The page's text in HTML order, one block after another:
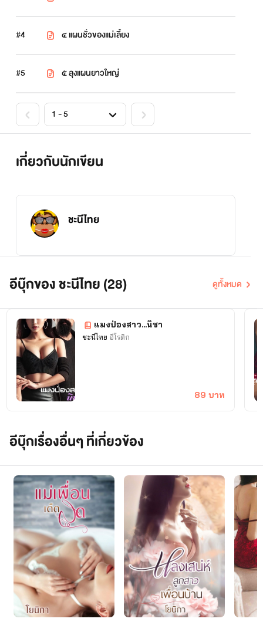
#4 ๔ แผนชั่วของแม่เลี้ยง
#5 ๕ ลุงแผนยาวใหญ่
เกี่ยวกับนักเขียน
ชะนีไทย
อีบุ๊กของ ชะนีไทย (28) ดูทั้งหมด
แมงป่องสาว...นิชา
ชะนีไทย อีโรติก
89 บาท
อีบุ๊กเรื่องอื่นๆ ที่เกี่ยวข้อง